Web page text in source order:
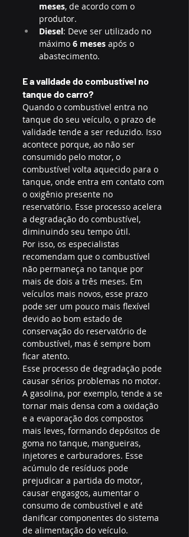
meses, de acordo com o
produtor.
Diesel: Deve ser utilizado no
máximo 6 meses após o
abastecimento.
E a validade do combustível no
tanque do carro?
Quando o combustível entra no
tanque do seu veículo, o prazo de
validade tende a ser reduzido. Isso
acontece porque, ao não ser
consumido pelo motor, o
combustível volta aquecido para o
tanque, onde entra em contato com
o oxigênio presente no
reservatório. Esse processo acelera
a degradação do combustível,
diminuindo seu tempo útil.
Por isso, os especialistas
recomendam que o combustível
não permaneça no tanque por
mais de dois a três meses. Em
veículos mais novos, esse prazo
pode ser um pouco mais flexível
devido ao bom estado de
conservação do reservatório de
combustível, mas é sempre bom
ficar atento.
Esse processo de degradação pode
causar sérios problemas no motor.
A gasolina, por exemplo, tende a se
tornar mais densa com a oxidação
e a evaporação dos compostos
mais leves, formando depósitos de
goma no tanque, mangueiras,
injetores e carburadores. Esse
acúmulo de resíduos pode
prejudicar a partida do motor,
causar engasgos, aumentar o
consumo de combustível e até
danificar componentes do sistema
de alimentação do veículo.